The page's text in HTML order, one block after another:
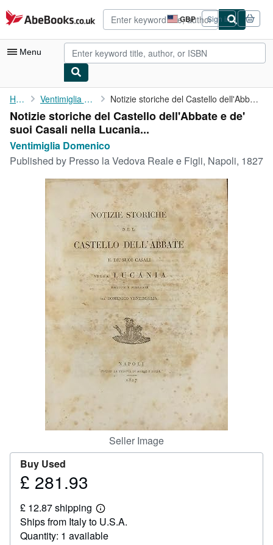
Skip to main content
AbeBooks.co.uk GBP
Site
shopping
preferences
Sign in
Menu
My Account
My Purchases
Advanced Search
Browse Collections
Rare Books
Art & Collectables
CLOSE
Home Ventimiglia Domenico Notizie storiche del Castello dell'Abbate e de' suoi Casali ...
Notizie storiche del Castello dell'Abbate e de'
suoi Casali nella Lucania...
Ventimiglia Domenico
Published by Presso la Vedova Reale e Figli, Napoli, 1827
Seller Image
Buy Used
Price
281.93
£ 281.93
£ 12.87 shipping
Learn
more
about
shipping
Ships from Italy to U.S.A.
Quantity: 1 available